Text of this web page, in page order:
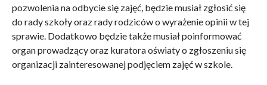
pozwolenia na odbycie się zajęć, będzie musiał zgłosić się
do rady szkoły oraz rady rodziców o wyrażenie opinii w tej
sprawie. Dodatkowo będzie także musiał poinformować
organ prowadzący oraz kuratora oświaty o zgłoszeniu się
organizacji zainteresowanej podjęciem zajęć w szkole.